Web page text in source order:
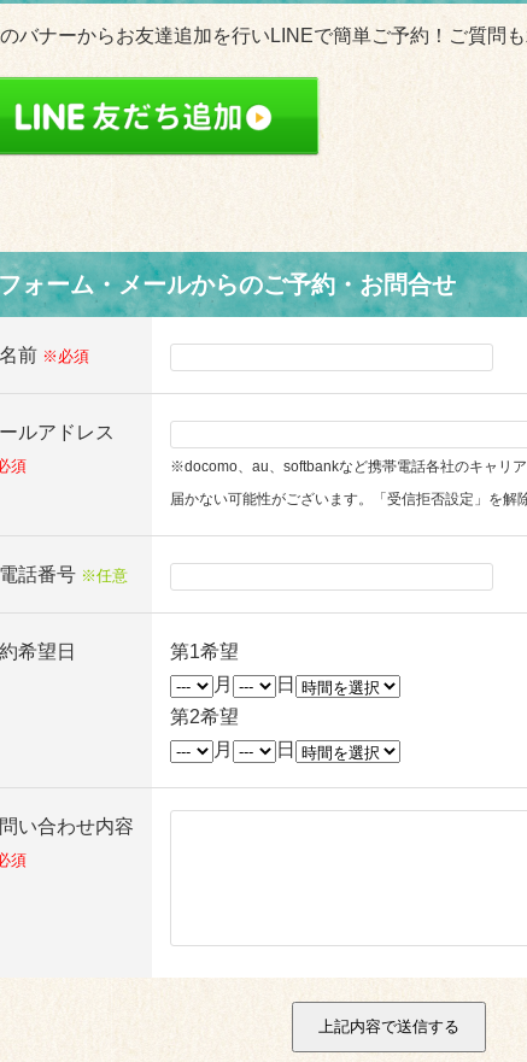
バナーからお友達追加を行いLINEで簡単ご予約！ご質問も
フォーム・メールからのご予約・お問合せ
前 ※必須
ルアドレス
須
※docomo、au、softbankなど携帯電話各社のキャリ
届かない可能性がございます。「受信拒否設定」を解
話番号 ※任意
希望日
第1希望
月
日
第2希望
月
日
い合わせ内容
須